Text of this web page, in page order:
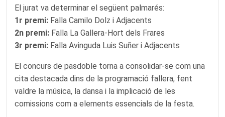
El jurat va determinar el següent palmarés:
1r premi: Falla Camilo Dolz i Adjacents
2n premi: Falla La Gallera-Hort dels Frares
3r premi: Falla Avinguda Luis Suñer i Adjacents
El concurs de pasdoble torna a consolidar-se com una
cita destacada dins de la programació fallera, fent
valdre la música, la dansa i la implicació de les
comissions com a elements essencials de la festa.